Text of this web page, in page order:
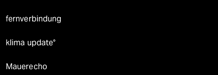
fernverbindung
klima update°
Mauerecho